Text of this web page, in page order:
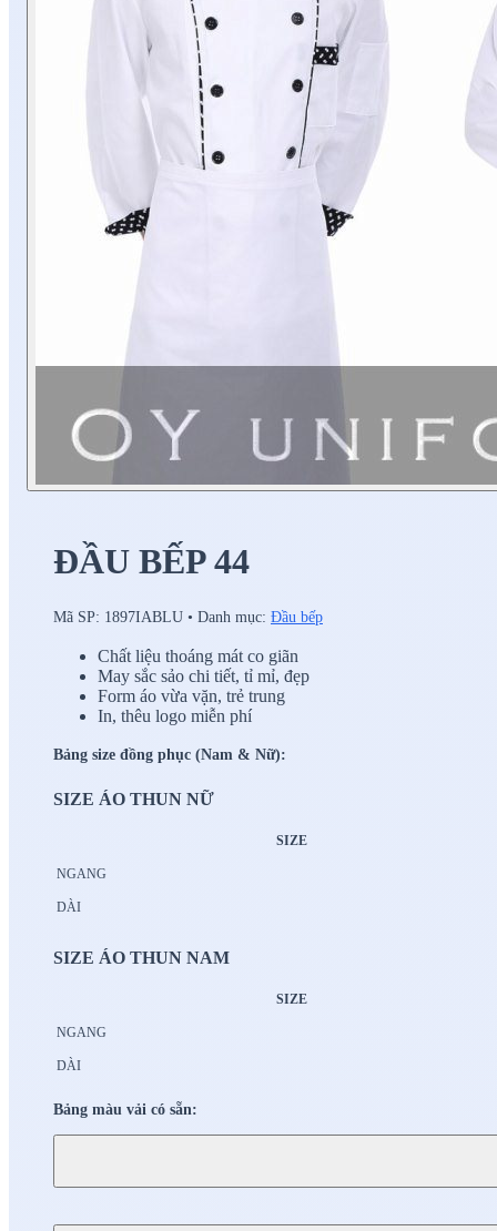
ĐẦU BẾP 44
Mã SP: 1897IABLU • Danh mục: Đầu bếp
Chất liệu thoáng mát co giãn
May sắc sảo chi tiết, tỉ mỉ, đẹp
Form áo vừa vặn, trẻ trung
In, thêu logo miễn phí
Bảng size đồng phục (Nam & Nữ):
SIZE ÁO THUN NỮ
SIZE
NGANG
DÀI
SIZE ÁO THUN NAM
SIZE
NGANG
DÀI
Bảng màu vải có sẵn: